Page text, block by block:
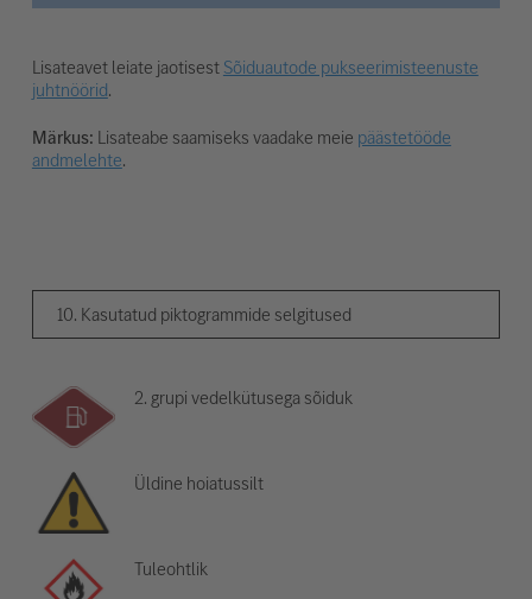
Lisateavet leiate jaotisestSõiduautode pukseerimisteenuste
juhtnöörid.
Märkus: Lisateabe saamiseks vaadake meie päästetööde
andmelehte.
10. Kasutatud piktogrammide selgitused
2. grupi vedelkütusega sõiduk
Üldine hoiatussilt
Tuleohtlik